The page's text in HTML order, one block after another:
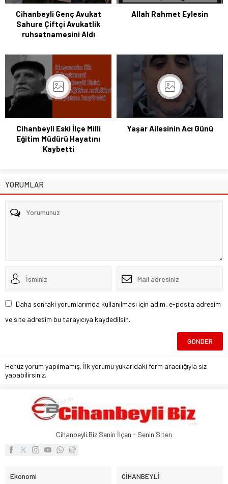
Cihanbeyli Genç Avukat
Sahure Çiftçi Avukatlik
ruhsatnamesini Aldı
Allah Rahmet Eylesin
Cihanbeyli Eski İlçe Milli
Eğitim Müdürü Hayatını
Kaybetti
Yaşar Ailesinin Acı Günü
YORUMLAR
Daha sonraki yorumlarımda kullanılması için adım, e-posta adresim
ve site adresim bu tarayıcıya kaydedilsin.
Henüz yorum yapılmamış. İlk yorumu yukarıdaki form aracılığıyla siz
yapabilirsiniz.
Cihanbeyli.Biz Senin İlçen - Senin Siten
Ekonomi CİHANBEYLİ